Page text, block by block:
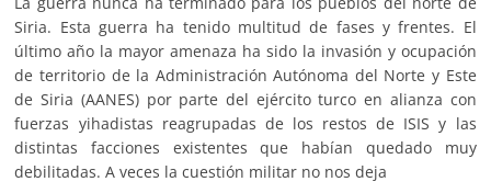
Siria. Esta guerra ha tenido multitud de fases y frentes. El
último año la mayor amenaza ha sido la invasión y ocupación
de territorio de la Administración Autónoma del Norte y Este
de Siria (AANES) por parte del ejército turco en alianza con
fuerzas yihadistas reagrupadas de los restos de ISIS y las
distintas facciones existentes que habían quedado muy
debilitadas. A veces la cuestión militar no nos deja